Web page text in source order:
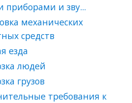
приборами и зву...
механических
средств
езда
людей
грузов
требования к